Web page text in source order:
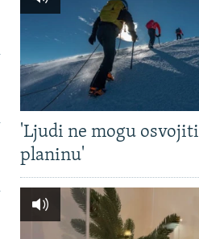
'Ljudi ne mogu osvojiti
planinu'